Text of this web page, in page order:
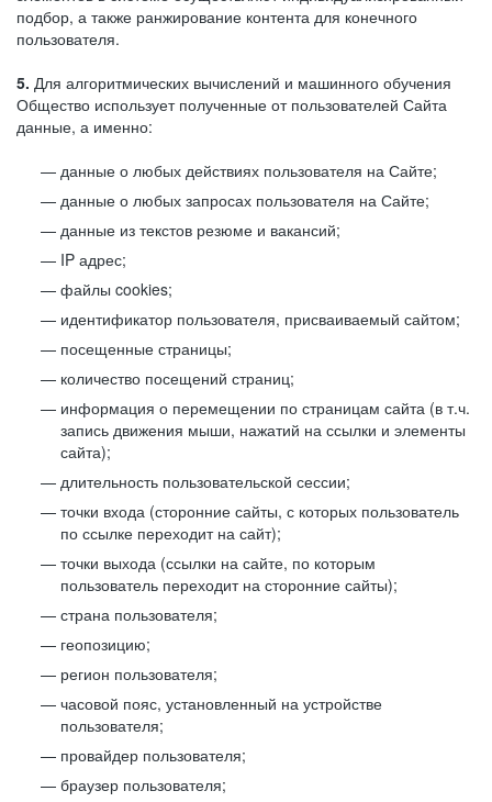
подбор, а также ранжирование контента для конечного
пользователя.
5. Для алгоритмических вычислений и машинного обучения
Общество использует полученные от пользователей Сайта
данные, а именно:
данные о любых действиях пользователя на Сайте;
данные о любых запросах пользователя на Сайте;
данные из текстов резюме и вакансий;
IP адрес;
файлы cookies;
идентификатор пользователя, присваиваемый сайтом;
посещенные страницы;
количество посещений страниц;
информация о перемещении по страницам сайта (в т.ч.
запись движения мыши, нажатий на ссылки и элементы
сайта);
длительность пользовательской сессии;
точки входа (сторонние сайты, с которых пользователь
по ссылке переходит на сайт);
точки выхода (ссылки на сайте, по которым
пользователь переходит на сторонние сайты);
страна пользователя;
геопозицию;
регион пользователя;
часовой пояс, установленный на устройстве
пользователя;
провайдер пользователя;
браузер пользователя;